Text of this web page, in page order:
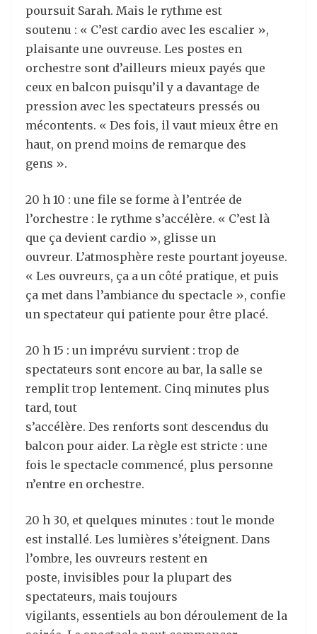
poursuit Sarah. Mais le rythme est
soutenu : « C’est cardio avec les escalier »,
plaisante une ouvreuse. Les postes en
orchestre sont d’ailleurs mieux payés que
ceux en balcon puisqu’il y a davantage de
pression avec les spectateurs pressés ou
mécontents. « Des fois, il vaut mieux être en
haut, on prend moins de remarque des
gens ».
20 h 10 : une file se forme à l’entrée de
l’orchestre : le rythme s’accélère. « C’est là
que ça devient cardio », glisse un
ouvreur. L’atmosphère reste pourtant joyeuse.
« Les ouvreurs, ça a un côté pratique, et puis
ça met dans l’ambiance du spectacle », confie
un spectateur qui patiente pour être placé.
20 h 15 : un imprévu survient : trop de
spectateurs sont encore au bar, la salle se
remplit trop lentement. Cinq minutes plus
tard, tout
s’accélère. Des renforts sont descendus du
balcon pour aider. La règle est stricte : une
fois le spectacle commencé, plus personne
n’entre en orchestre.
20 h 30, et quelques minutes : tout le monde
est installé. Les lumières s’éteignent. Dans
l’ombre, les ouvreurs restent en
poste, invisibles pour la plupart des
spectateurs, mais toujours
vigilants, essentiels au bon déroulement de la